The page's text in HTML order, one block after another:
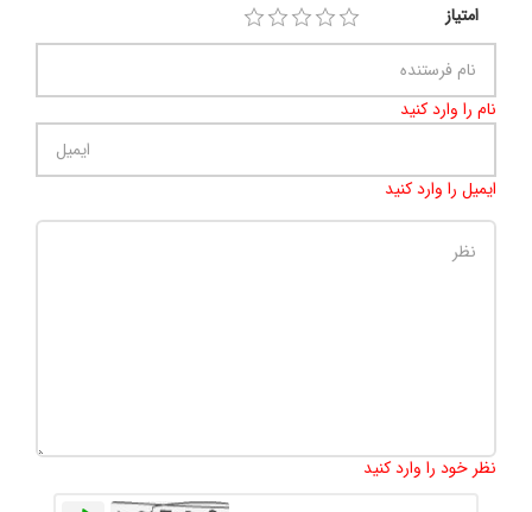
امتیاز
نام را وارد کنید
ایمیل را وارد کنید
نظر خود را وارد کنید